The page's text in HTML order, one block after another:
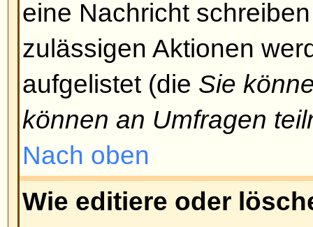
usw., könnten Sie eine
Nur der Forumsmoderator und
können Ihnen entsprechende
Sie sollten sie um Zugang
berechtigten Grund dafür haben.
Nach oben
Warum kann ich bei
teilnehmen?